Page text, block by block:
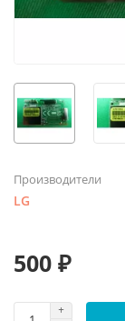
Производители
LG
500 ₽